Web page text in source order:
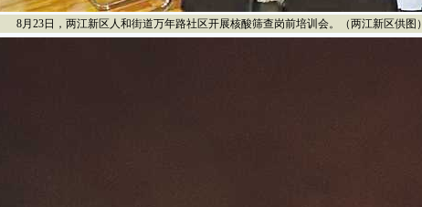
8月23日，两江新区人和街道万年路社区开展核酸筛查岗前培训会。（两江新区供图）